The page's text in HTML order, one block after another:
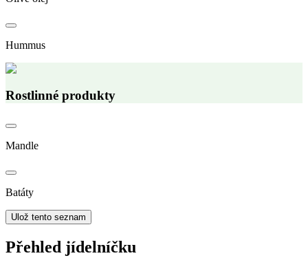
Hummus
Rostlinné produkty
Mandle
Batáty
Ulož tento seznam
Přehled jídelníčku